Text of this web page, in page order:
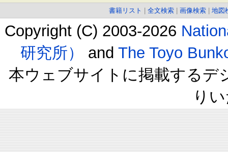
書籍リスト 全文検索 画像検索 地図
Copyright (C) 2003-2026
研究所）
and The Toyo
本ウェブサイトに掲載するデ
り